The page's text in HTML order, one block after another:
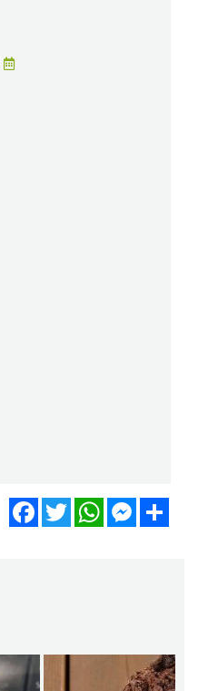
FacebookTwitterWhatsAppMessenger